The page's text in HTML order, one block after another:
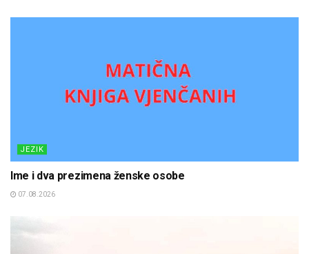
JEZIK
Ime i dva prezimena ženske osobe
07.08.2026